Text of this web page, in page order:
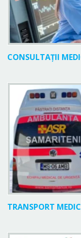
CONSULTAȚII
TRANSPORT